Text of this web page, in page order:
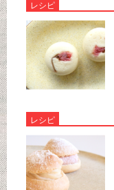
レシピ
レシピ